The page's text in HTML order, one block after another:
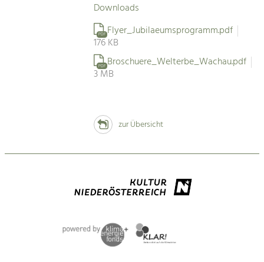
Downloads
PDF Flyer_Jubilaeumsprogramm.pdf
176 KB
PDF Broschuere_Welterbe_Wachau.pdf
3 MB
zur Übersicht